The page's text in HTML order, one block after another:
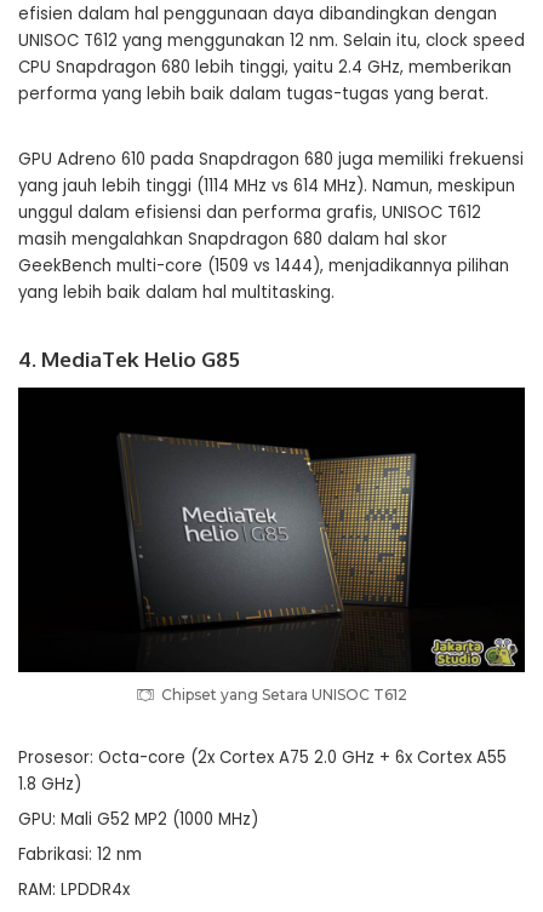
efisien dalam hal penggunaan daya dibandingkan dengan
UNISOC T612 yang menggunakan 12 nm. Selain itu, clock speed
CPU Snapdragon 680 lebih tinggi, yaitu 2.4 GHz, memberikan
performa yang lebih baik dalam tugas-tugas yang berat.
GPU Adreno 610 pada Snapdragon 680 juga memiliki frekuensi
yang jauh lebih tinggi (1114 MHz vs 614 MHz). Namun, meskipun
unggul dalam efisiensi dan performa grafis, UNISOC T612
masih mengalahkan Snapdragon 680 dalam hal skor
GeekBench multi-core (1509 vs 1444), menjadikannya pilihan
yang lebih baik dalam hal multitasking.
4. MediaTek Helio G85
Chipset yang Setara UNISOC T612
Prosesor: Octa-core (2x Cortex A75 2.0 GHz + 6x Cortex A55
1.8 GHz)
GPU: Mali G52 MP2 (1000 MHz)
Fabrikasi: 12 nm
RAM: LPDDR4x